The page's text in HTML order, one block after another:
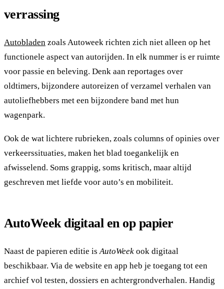
verrassing
Autobladen zoals Autoweek richten zich niet alleen op het
functionele aspect van autorijden. In elk nummer is er ruimte
voor passie en beleving. Denk aan reportages over
oldtimers, bijzondere autoreizen of verzamel verhalen van
autoliefhebbers met een bijzondere band met hun
wagenpark.
Ook de wat lichtere rubrieken, zoals columns of opinies over
verkeerssituaties, maken het blad toegankelijk en
afwisselend. Soms grappig, soms kritisch, maar altijd
geschreven met liefde voor auto’s en mobiliteit.
AutoWeek digitaal en op papier
Naast de papieren editie isAutoWeek ook digitaal
beschikbaar. Via de website en app heb je toegang tot een
archief vol testen, dossiers en achtergrondverhalen. Handig